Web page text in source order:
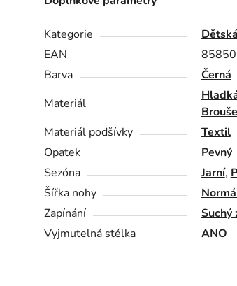
Kategorie
EAN
Barva
Černá
Materiál
Materiál podšívky
Textil
Opatek
Pevný
Sezóna
Jarní,
Šířka nohy
Zapínání
Suchý
Vyjmutelná stélka
ANO